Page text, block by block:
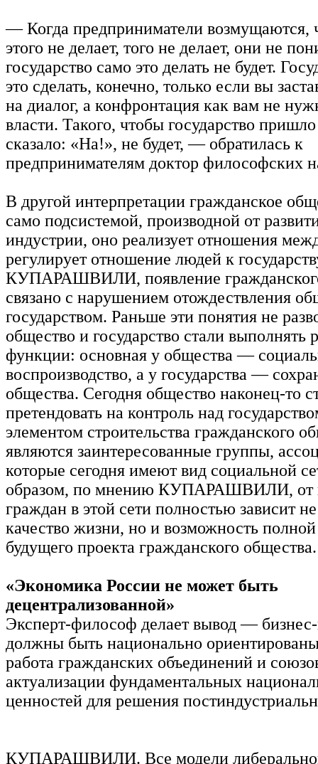
— Когда предприниматели возмущаются,
этого не делает, того не делает, они не
государство само это делать не будет.
это сделать, конечно, только если вы
на диалог, а конфронтация как вам не
власти. Такого, чтобы государство
сказало: «На!», не будет, — обратилась к
предпринимателям доктор философских
В другой интерпретации гражданское
само подсистемой, производной от
индустрии, оно реализует отношения
регулирует отношение людей к
КУПАРАШВИЛИ, появление
связано с нарушением отождествления
государством. Раньше эти понятия не
общество и государство стали выполнять
функции: основная у общества —
воспроизводство, а у государства —
общества. Сегодня общество наконец-то
претендовать на контроль над
элементом строительства гражданского
являются заинтересованные группы,
которые сегодня имеют вид социальной
образом, по мнению КУПАРАШВИЛИ, от
граждан в этой сети полностью зависит
качество жизни, но и возможность
будущего проекта гражданского общества.
«Экономика России не может быть
децентрализованной»
Эксперт-философ делает вывод — бизнес-
должны быть национально
работа гражданских объединений и
актуализации фундаментальных
ценностей для решения
КУПАРАШВИЛИ. Все модели